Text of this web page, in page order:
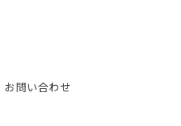
お問い合わせ